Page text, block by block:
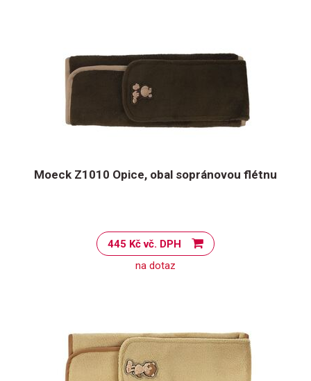
Moeck Z1010 Opice, obal sopránovou flétnu
445 Kč vč. DPH
na dotaz